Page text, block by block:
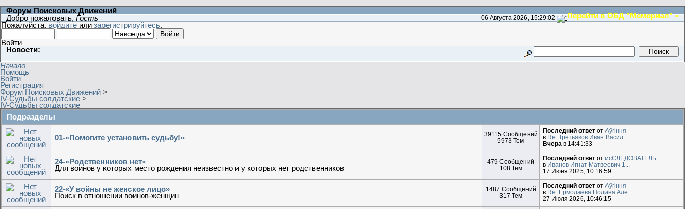
Перейти в ОБД "Мемориал" »
Форум Поисковых Движений
06 Августа 2026, 15:29:02
Добро пожаловать, Гость
Пожалуйста, войдите или зарегистрируйтесь.
Войти
Новости:
Начало
Помощь
Войти
Регистрация
Форум Поисковых Движений >
IV-Судьбы солдатские >
IV-Судьбы солдатские
Подразделы
01-«Помогите установить судьбу!»
39115 Сообщений
5973 Тем
Последний ответ отAўгiння
в Re: Третьяков Иван Васил...
Вчера в 14:41:33
24-«Родственников нет»
Для воинов у которых место рождения неизвестно и у которых нет родственников
479 Сообщений
108 Тем
Последний ответ отисСЛЕДОВАТЕЛЬ
в Иванов Игнат Матвеевич 1...
17 Июня 2025, 10:16:59
22-«У войны не женское лицо»
Поиск в отношении воинов-женщин
1487 Сообщений
317 Тем
Последний ответ отAўгiння
в Re: Ермолаева Полина Але...
27 Июля 2026, 10:46:15